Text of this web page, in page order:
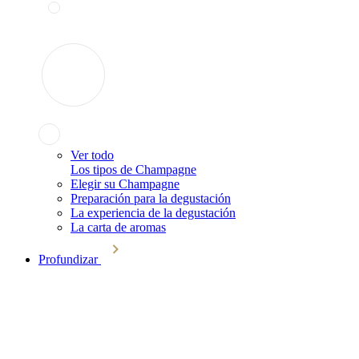
Ver todo
Los tipos de Champagne
Elegir su Champagne
Preparación para la degustación
La experiencia de la degustación
La carta de aromas
Profundizar